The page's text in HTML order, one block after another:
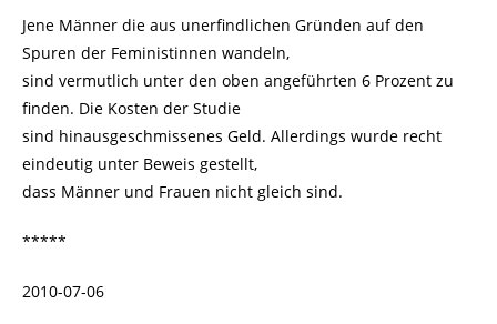
Jene Männer die aus unerfindlichen Gründen auf den
Spuren der Feministinnen wandeln,
sind vermutlich unter den oben angeführten 6 Prozent zu
finden. Die Kosten der Studie
sind hinausgeschmissenes Geld. Allerdings wurde recht
eindeutig unter Beweis gestellt,
dass Männer und Frauen nicht gleich sind.
*****
2010-07-06